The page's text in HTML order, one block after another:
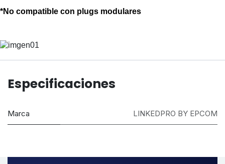
*No compatible con plugs modulares
Especificaciones
Marca LINKEDPRO BY EPCOM